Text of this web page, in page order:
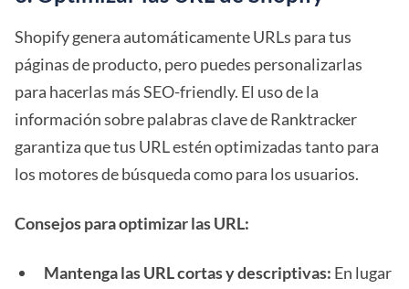
Shopify genera automáticamente URLs para tus
páginas de producto, pero puedes personalizarlas
para hacerlas más SEO-friendly. El uso de la
información sobre palabras clave de Ranktracker
garantiza que tus URL estén optimizadas tanto para
los motores de búsqueda como para los usuarios.
Consejos para optimizar las URL:
Mantenga las URL cortas y descriptivas: En lugar